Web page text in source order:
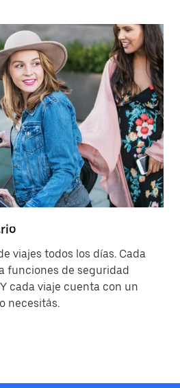
viajes todos los días. Cada
funciones de seguridad
cada viaje cuenta con un
necesitás.